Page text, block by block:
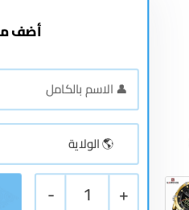
أضف
+
1
-